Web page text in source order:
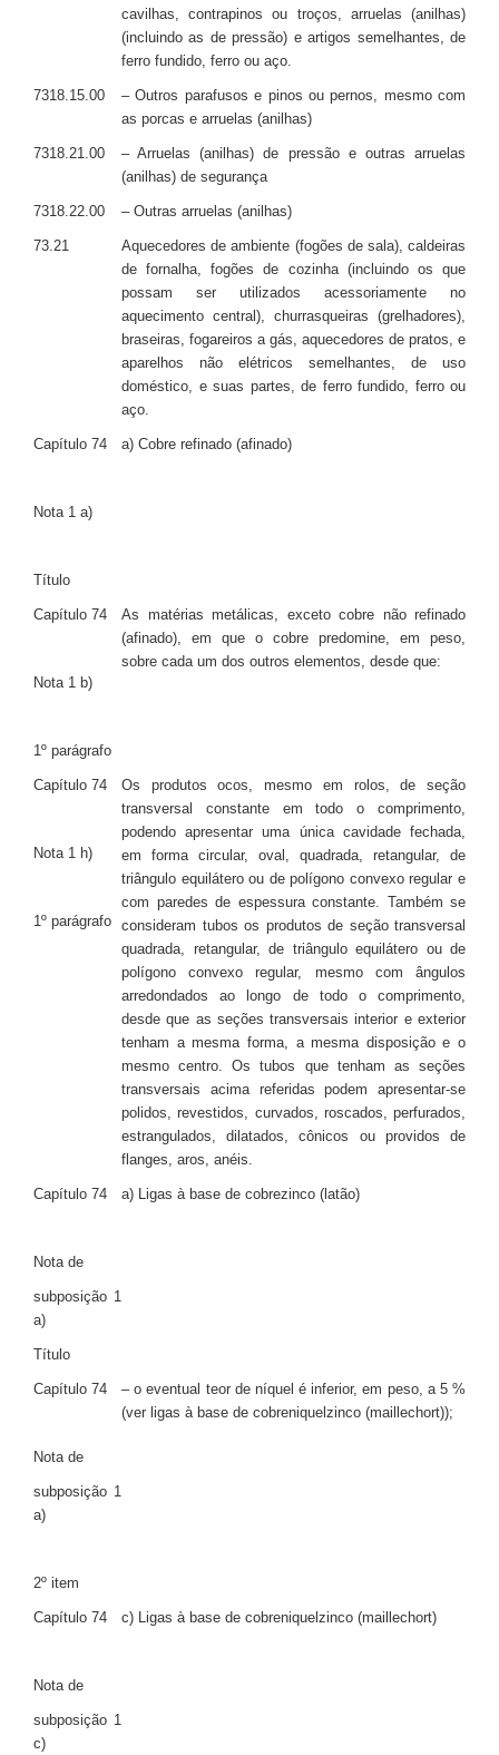
cavilhas, contrapinos ou troços, arruelas (anilhas)
(incluindo as de pressão) e artigos semelhantes, de
ferro fundido, ferro ou aço.
7318.15.00
– Outros parafusos e pinos ou pernos, mesmo com
as porcas e arruelas (anilhas)
7318.21.00
– Arruelas (anilhas) de pressão e outras arruelas
(anilhas) de segurança
7318.22.00 – Outras arruelas (anilhas)
73.21
Aquecedores de ambiente (fogões de sala), caldeiras
de fornalha, fogões de cozinha (incluindo os que
possam ser utilizados acessoriamente no
aquecimento central), churrasqueiras (grelhadores),
braseiras, fogareiros a gás, aquecedores de pratos, e
aparelhos não elétricos semelhantes, de uso
doméstico, e suas partes, de ferro fundido, ferro ou
aço.
Capítulo 74
Nota 1 a)
Título
a) Cobre refinado (afinado)
Capítulo 74
Nota 1 b)
1º parágrafo
As matérias metálicas, exceto cobre não refinado
(afinado), em que o cobre predomine, em peso,
sobre cada um dos outros elementos, desde que:
Capítulo 74
Nota 1 h)
1º parágrafo
Os produtos ocos, mesmo em rolos, de seção
transversal constante em todo o comprimento,
podendo apresentar uma única cavidade fechada,
em forma circular, oval, quadrada, retangular, de
triângulo equilátero ou de polígono convexo regular e
com paredes de espessura constante. Também se
consideram tubos os produtos de seção transversal
quadrada, retangular, de triângulo equilátero ou de
polígono convexo regular, mesmo com ângulos
arredondados ao longo de todo o comprimento,
desde que as seções transversais interior e exterior
tenham a mesma forma, a mesma disposição e o
mesmo centro. Os tubos que tenham as seções
transversais acima referidas podem apresentar-se
polidos, revestidos, curvados, roscados, perfurados,
estrangulados, dilatados, cônicos ou providos de
flanges, aros, anéis.
Capítulo 74
Nota de
subposição 1
a)
Título
a) Ligas à base de cobrezinco (latão)
Capítulo 74
Nota de
subposição 1
a)
2º item
– o eventual teor de níquel é inferior, em peso, a 5 %
(ver ligas à base de cobreniquelzinco (maillechort));
Capítulo 74
Nota de
subposição 1
c)
c) Ligas à base de cobreniquelzinco (maillechort)